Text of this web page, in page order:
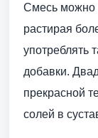
Смесь можно
растирая
употреблять
добавки.
прекрасной
солей в